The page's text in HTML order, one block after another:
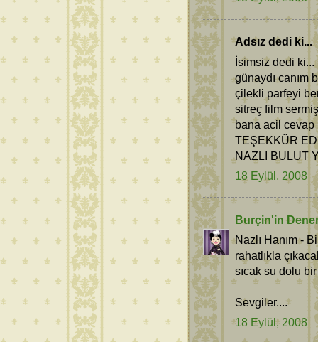
Adsız dedi ki...
İsimsiz dedi ki...
günaydı canım
çilekli parfeyi
sitreç film
bana acil cevap
TEŞEKKÜR
NAZLI BULUT
18 Eylül, 2008
Burçin'in
Nazlı Hanım -
rahatlıkla
sıcak su dolu
Sevgiler....
18 Eylül, 2008